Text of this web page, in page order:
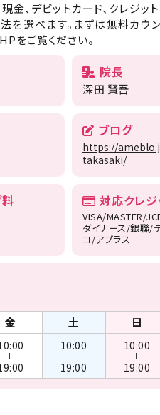
、デビットカード、クレジッ
選べます。まずは無料カウ
をご覧ください。
院長
深田 賢吾
ブログ
https://
takasaki/
対応クレジ
VISA/MASTER/
ダイナース/銀聯/
コ/アプラス
金 土 日
10:00
19:00
10:00
19:00